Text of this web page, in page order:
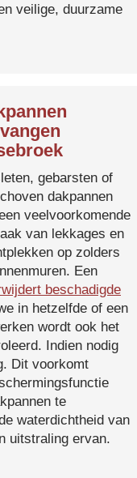
veilige, duurzame
gebarsten of
dakpannen
veelvoorkomende
van lekkages en
op zolders
Een
beschadigde
in hetzelfde of een
wordt ook het
Indien nodig
Dit voorkomt
te
waterdichtheid van
uitstraling ervan.